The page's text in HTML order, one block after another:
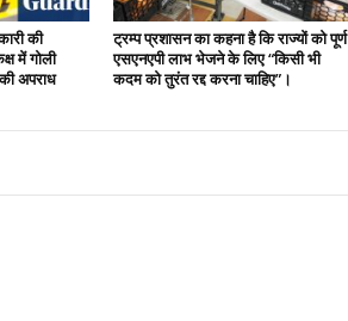
की
में गोली
अपराध
ट्रम्प प्रशासन का कहना है कि राज्यों को पूर्ण
एसएनएपी लाभ भेजने के लिए “किसी भी
कदम को तुरंत रद्द करना चाहिए”।